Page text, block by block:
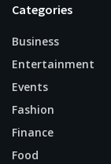
Categories
Business
Entertainment
Events
Fashion
Finance
Food